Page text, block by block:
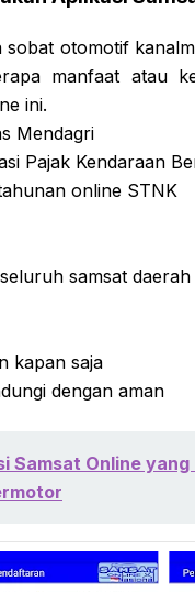
otomotif
manfaat atau
ini.
Mendagri
Pajak Kendaraan
online STNK
samsat
kapan saja
dengan aman
Samsat Online